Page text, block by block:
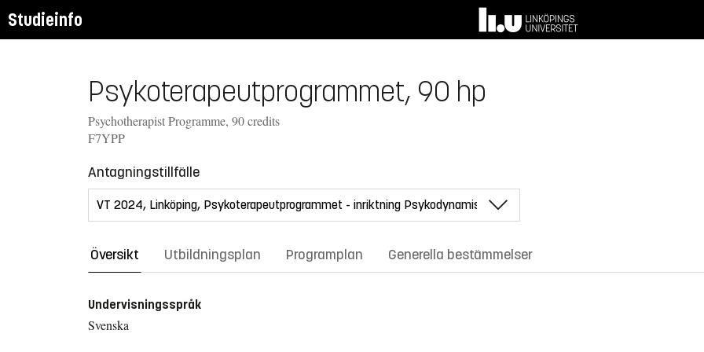
Studieinfo
Psykoterapeutprogrammet, 90 hp
Psychotherapist Programme, 90 credits
F7YPP
Antagningstillfälle
Översikt Utbildningsplan Programplan Generella bestämmelser
Undervisningsspråk
Svenska